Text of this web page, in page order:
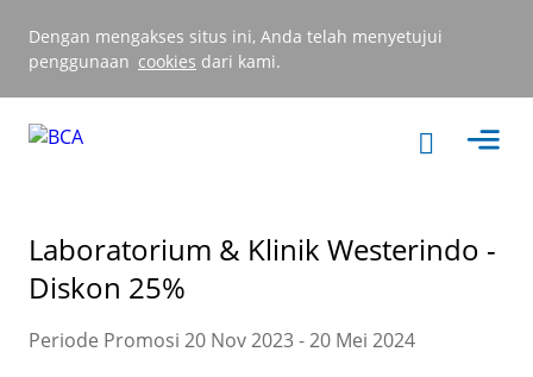
Dengan mengakses situs ini, Anda telah menyetujui
penggunaan cookies dari kami.
Laboratorium & Klinik Westerindo -
Diskon 25%
Periode Promosi 20 Nov 2023 - 20 Mei 2024